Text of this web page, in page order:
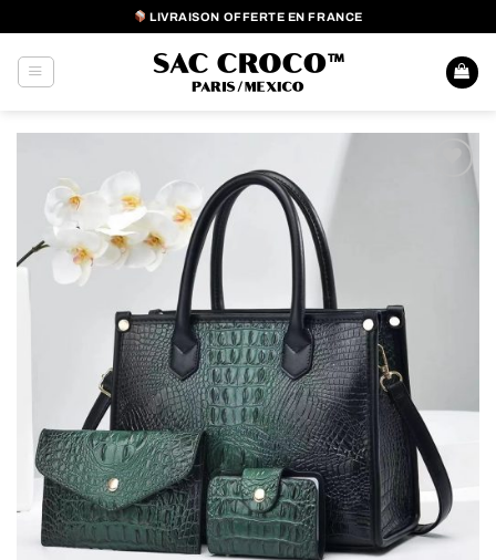
au
contenu
LIVRAISON OFFERTE EN FRANCE